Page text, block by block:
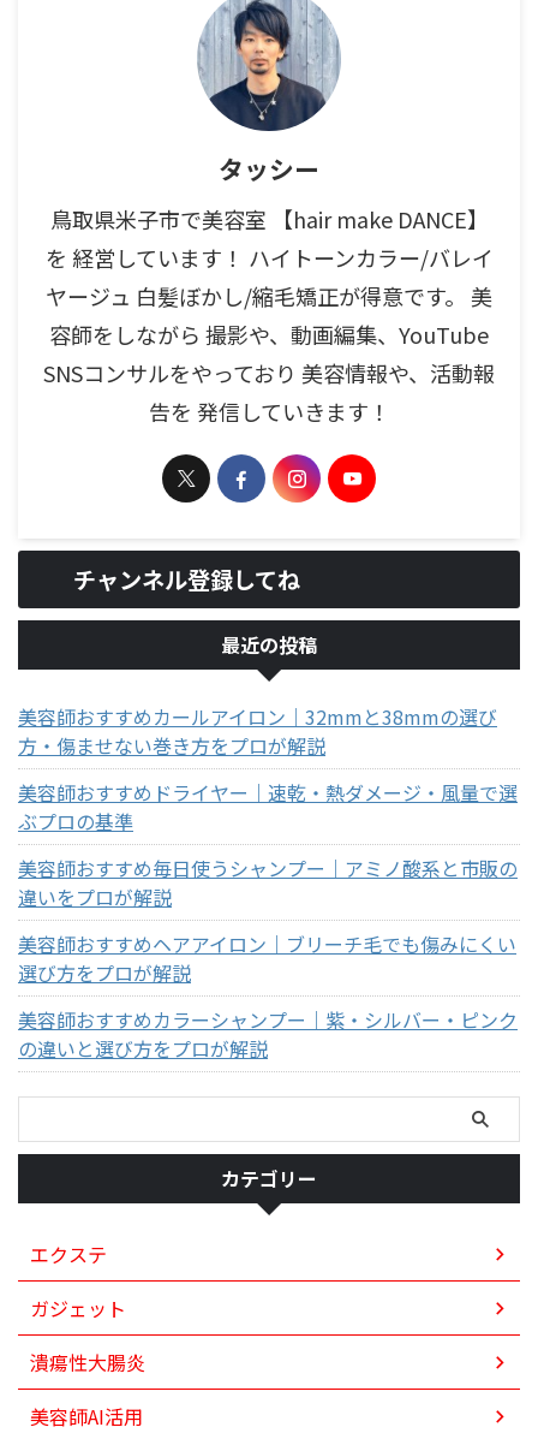
タッシー
鳥取県米子市で美容室 【hair make DANCE】
を 経営しています！ ハイトーンカラー/バレイ
ヤージュ 白髪ぼかし/縮毛矯正が得意です。 美
容師をしながら 撮影や、動画編集、YouTube
SNSコンサルをやっており 美容情報や、活動報
告を 発信していきます！
チャンネル登録してね
最近の投稿
美容師おすすめカールアイロン｜32mmと38mmの選び
方・傷ませない巻き方をプロが解説
美容師おすすめドライヤー｜速乾・熱ダメージ・風量で選
ぶプロの基準
美容師おすすめ毎日使うシャンプー｜アミノ酸系と市販の
違いをプロが解説
美容師おすすめヘアアイロン｜ブリーチ毛でも傷みにくい
選び方をプロが解説
美容師おすすめカラーシャンプー｜紫・シルバー・ピンク
の違いと選び方をプロが解説
カテゴリー
エクステ
ガジェット
潰瘍性大腸炎
美容師AI活用